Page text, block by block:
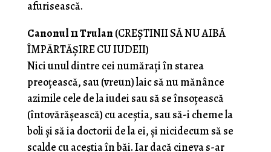
afurisească.
Canonul 11 Trulan(CREŞTINII SĂ NU AIBĂ
ÎMPĂRTĂŞIRE CU IUDEII)
Nici unul dintre cei număraţi în starea
preoţească, sau (vreun) laic să nu mănânce
azimile cele de la iudei sau să se însoţească
(întovărăşească) cu aceştia, sau să-i cheme la
boli şi să ia doctorii de la ei, şi nicidecum să se
scalde cu aceştia în băi. Iar dacă cineva s-ar